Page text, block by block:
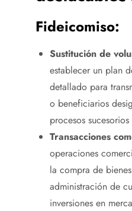
Fideicomiso:
Sustitución de
establecer un plan
detallado para
o beneficiarios
procesos
Transacciones
operaciones
la compra de
administración de
inversiones en